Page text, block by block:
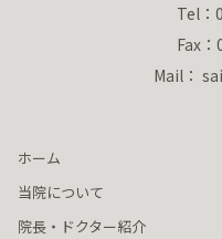
Tel：
Fax
Mail：
ホーム
当院について
院長・ドクター紹介